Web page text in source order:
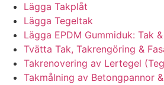
Lägga Takplåt
Lägga Tegeltak
Lägga EPDM Gummiduk: Tak
Tvätta Tak, Takrengöring &
Takrenovering av Lertegel
Takmålning av Betongpannor